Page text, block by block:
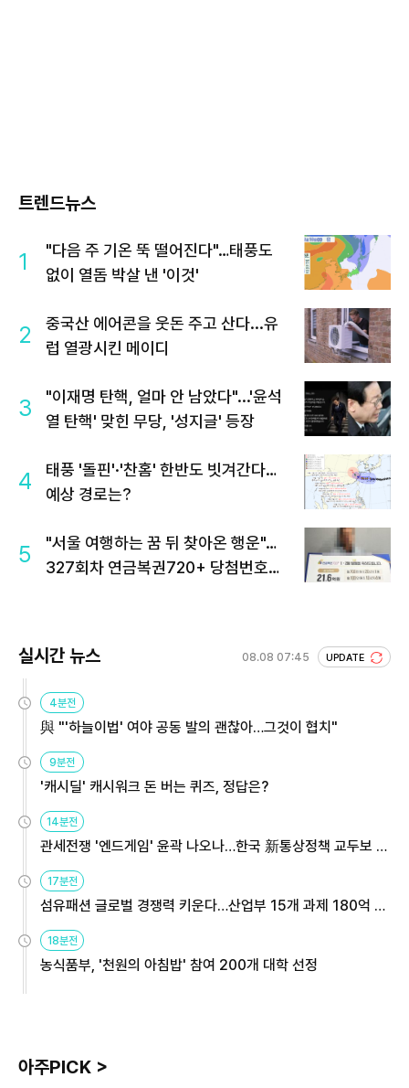
트렌드뉴스
1
"다음 주 기온 뚝 떨어진다"…태풍도
없이 열돔 박살 낸 '이것'
2
중국산 에어콘을 웃돈 주고 산다...유
럽 열광시킨 메이디
3
"이재명 탄핵, 얼마 안 남았다"...'윤석
열 탄핵' 맞힌 무당, '성지글' 등장
4
태풍 '돌핀'·'찬홈' 한반도 빗겨간다…
예상 경로는?
5
"서울 여행하는 꿈 뒤 찾아온 행운"…
327회차 연금복권720+ 당첨번호조
실시간 뉴스 08.08 07:45 UPDATE
4분전
與 "'하늘이법' 여야 공동 발의 괜찮아…그것이 협치"
9분전
'캐시딜' 캐시워크 돈 버는 퀴즈, 정답은?
14분전
관세전쟁 '엔드게임' 윤곽 나오나…한국 新통상정책 교두보 활
17분전
섬유패션 글로벌 경쟁력 키운다…산업부 15개 과제 180억 지
18분전
농식품부, '천원의 아침밥' 참여 200개 대학 선정
아주PICK >